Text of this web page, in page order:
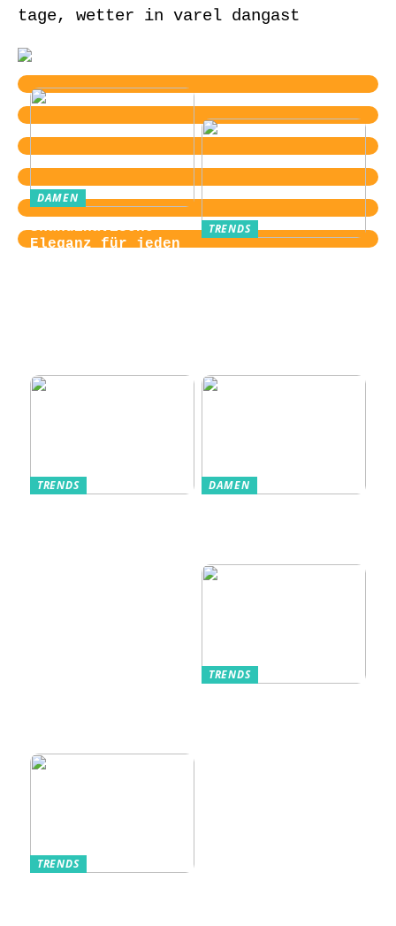
tage, wetter in varel dangast
DAMEN
Skandinavische
Eleganz für jeden
TRENDS
TRENDS DAMEN
TRENDS
TRENDS